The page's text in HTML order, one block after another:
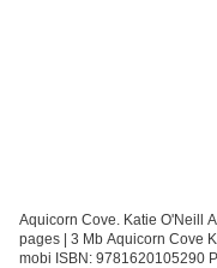
Aquicorn Cove. Katie O'Neill
pages | 3 Mb Aquicorn Cove
mobi ISBN: 9781620105290